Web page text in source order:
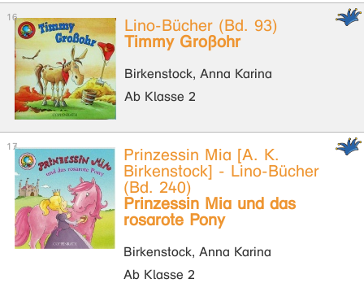
Lino-Bücher (Bd. 93)
Timmy Großohr
Birkenstock, Anna Karina
Ab Klasse 2
Prinzessin Mia [A. K.
Birkenstock] - Lino-Bücher
(Bd. 240)
Prinzessin Mia und das
rosarote Pony
Birkenstock, Anna Karina
Ab Klasse 2